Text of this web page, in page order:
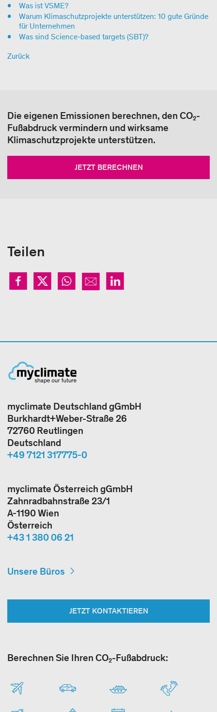
Was ist VSME?
Warum Klimaschutzprojekte unterstützen: 10 gute Gründe
für Unternehmen
Was sind Science-based targets (SBT)?
Zurück
Die eigenen Emissionen berechnen, den CO₂-
Fußabdruck vermindern und wirksame
Klimaschutzprojekte unterstützen.
JETZT BERECHNEN
Teilen
myclimate Deutschland gGmbH
Burkhardt+Weber-Straße 26
72760 Reutlingen
Deutschland
+49 7121 317775-0
myclimate Österreich gGmbH
Zahnradbahnstraße 23/1
A-1190 Wien
Österreich
+43 1 380 06 21
Unsere Büros
JETZT KONTAKTIEREN
Berechnen Sie Ihren CO₂-Fußabdruck: